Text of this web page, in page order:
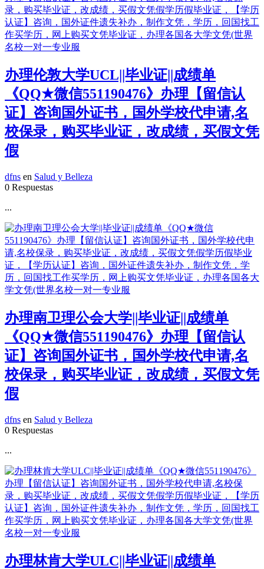
办理伦敦大学UCL||毕业证||成绩单
《QQ★微信551190476》办理【留信认
证】咨询国外证书，国外学校代申请,名
校保录，购买毕业证，改成绩，买假文凭
假
dfns en Salud y Belleza
0 Respuestas
...
办理南卫理公会大学||毕业证||成绩单
《QQ★微信551190476》办理【留信认
证】咨询国外证书，国外学校代申请,名
校保录，购买毕业证，改成绩，买假文凭
假
dfns en Salud y Belleza
0 Respuestas
...
办理林肯大学ULC||毕业证||成绩单